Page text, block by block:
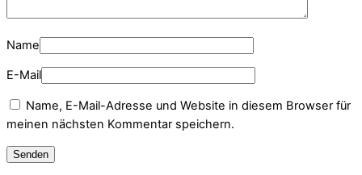
Name
E-Mail
Name, E-Mail-Adresse und Website in diesem Browser für
meinen nächsten Kommentar speichern.